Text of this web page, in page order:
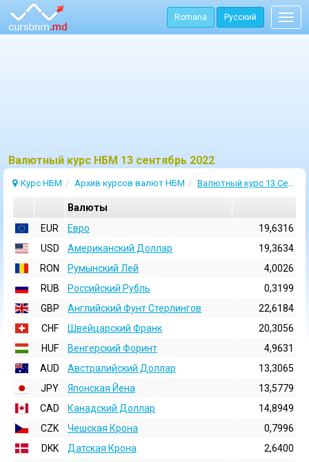
Romana Русский
Bалютный курс НБМ 13 сентябрь 2022
Курс НБМ Архив курсов валют НБМ Валютный курс 13 Сентябрь 2022
Валюты
EUR
Евро
19,6316
USD
Aмериканский Доллар
19,3634
RON
Румынский Лей
4,0026
RUB
Российский Рубль
0,3199
GBP
Английский Фунт Стерлингов
22,6184
CHF
Швейцарский Франк
20,3056
HUF
Венгерский Форинт
4,9631
AUD
Австралийский Доллар
13,3065
JPY
Японская Йена
13,5779
CAD
Канадский Доллар
14,8949
CZK
Чешская Крона
0,7996
DKK
Датская Крона
2,6400